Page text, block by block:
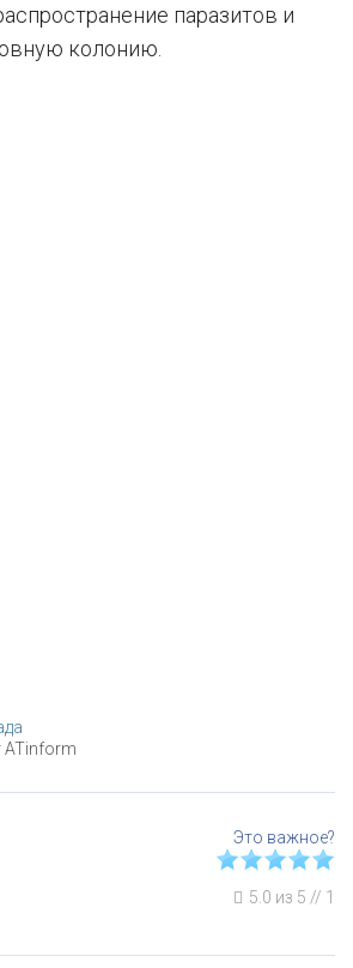
паразитов и
колонию.
5.0 из 5 // 1